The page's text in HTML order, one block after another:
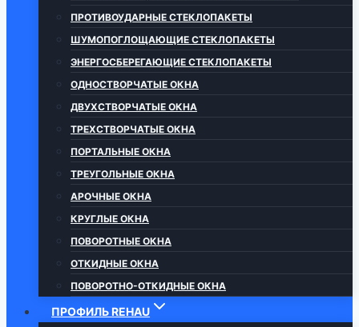
ПРОТИВОУДАРНЫЕ СТЕКЛОПАКЕТЫ
ШУМОПОГЛОЩАЮЩИЕ СТЕКЛОПАКЕТЫ
ЭНЕРГОСБЕРЕГАЮЩИЕ СТЕКЛОПАКЕТЫ
ОДНОСТВОРЧАТЫЕ ОКНА
ДВУХСТВОРЧАТЫЕ ОКНА
ТРЕХСТВОРЧАТЫЕ ОКНА
ПОРТАЛЬНЫЕ ОКНА
ТРЕУГОЛЬНЫЕ ОКНА
АРОЧНЫЕ ОКНА
КРУГЛЫЕ ОКНА
ПОВОРОТНЫЕ ОКНА
ОТКИДНЫЕ ОКНА
ПОВОРОТНО-ОТКИДНЫЕ ОКНА
ПРОФИЛЬ REHAU